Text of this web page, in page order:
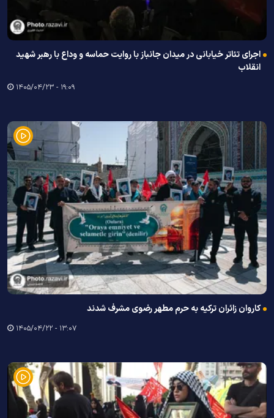
اجرای تئاتر خیابانی در میدان جانباز با روایت حماسه و وداع با رهبر شهید
انقلاب
۱۹:۰۹ - ۱۴۰۵/۰۴/۲۳
کاروان زائران ترکیه به حرم مطهر رضوی مشرف شدند
۱۳:۰۷ - ۱۴۰۵/۰۴/۲۲